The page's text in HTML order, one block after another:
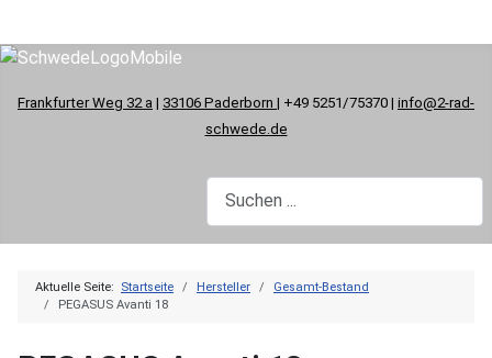
Frankfurter Weg 32 a | 33106 Paderborn | +49 5251/75370 | info@2-rad-
schwede.de
Aktuelle Seite: Startseite Hersteller
Gesamt-Bestand
PEGASUS Avanti 18